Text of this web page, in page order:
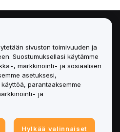
sivuston toimivuuden ja
Suostumuksellasi käytämme
, markkinointi- ja sosiaalisen
asetuksesi,
parantaaksemme
ja
Hylkää valinnaiset